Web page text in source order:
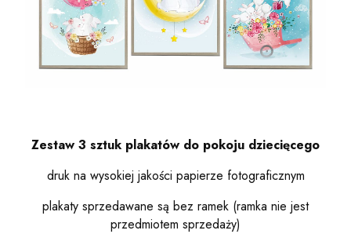
Zestaw 3 sztuk plakatów do pokoju dziecięcego
druk na wysokiej jakości papierze fotograficznym
plakaty sprzedawane są bez ramek (ramka nie jest
przedmiotem sprzedaży)